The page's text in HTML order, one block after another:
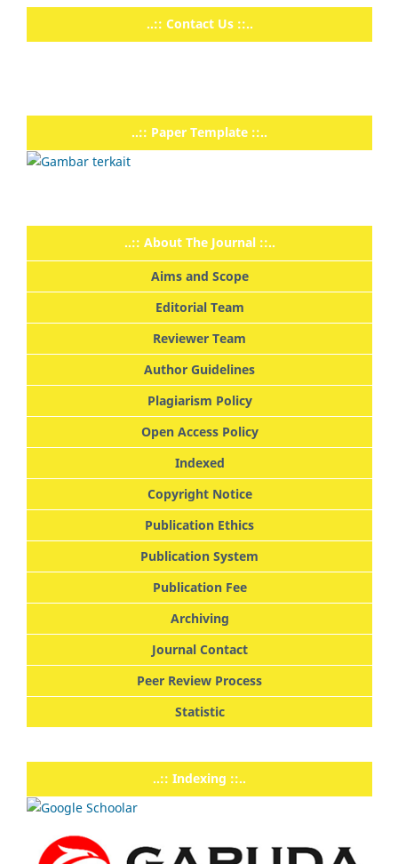
..:: Contact Us ::..
..:: Paper Template ::..
..:: About The Journal ::..
Aims and Scope
Editorial Team
Reviewer Team
Author Guidelines
Plagiarism Policy
Open Access Policy
Indexed
Copyright Notice
Publication Ethics
Publication System
Publication Fee
Archiving
Journal Contact
Peer Review Process
Statistic
..:: Indexing ::..